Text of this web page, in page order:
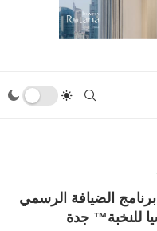
الضيافة الرسمي
للنخبة™ جدة